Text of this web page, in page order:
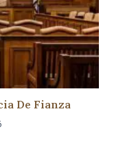
De Fianza